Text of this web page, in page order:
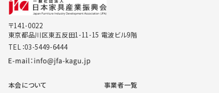
〒141-0022
東京都品川区東五反田1-11-15 電波ビル9階
TEL：03-5449-6444
本会について
事業者一覧